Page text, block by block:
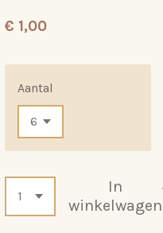
€ 1,00
Aantal
In
winkelwagen